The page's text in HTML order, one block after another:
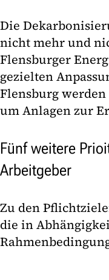
Die
nicht mehr und
Flensburger
gezielten
Flensburg
um Anlagen zur
Fünf weitere
Arbeitgeber
Zu den
die in